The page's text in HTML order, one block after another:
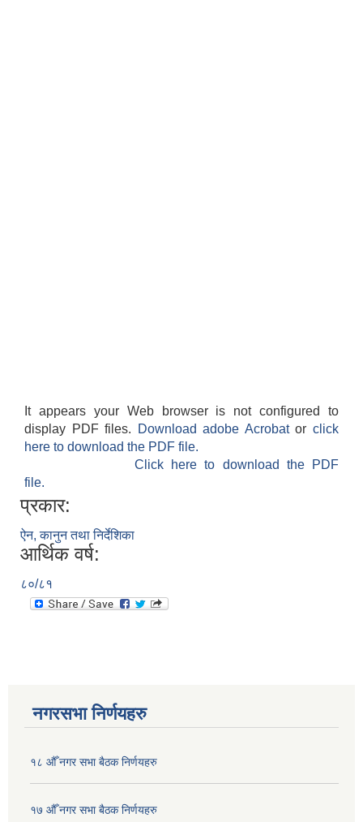
It appears your Web browser is not configured to
display PDF files.
Download adobe Acrobatorclick
here to download the PDF file.
Click here to download the PDF
file.
प्रकार:
ऐन, कानुन तथा निर्देशिका
आर्थिक वर्ष:
८०/८१
नगरसभा निर्णयहरु
१८ औँ नगर सभा बैठक निर्णयहरु
१७ औँ नगर सभा बैठक निर्णयहरु